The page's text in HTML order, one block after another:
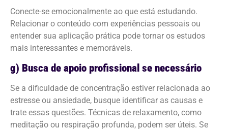
Conecte-se emocionalmente ao que está estudando.
Relacionar o conteúdo com experiências pessoais ou
entender sua aplicação prática pode tornar os estudos
mais interessantes e memoráveis.
g) Busca de apoio profissional se necessário
Se a dificuldade de concentração estiver relacionada ao
estresse ou ansiedade, busque identificar as causas e
trate essas questões. Técnicas de relaxamento, como
meditação ou respiração profunda, podem ser úteis. Se